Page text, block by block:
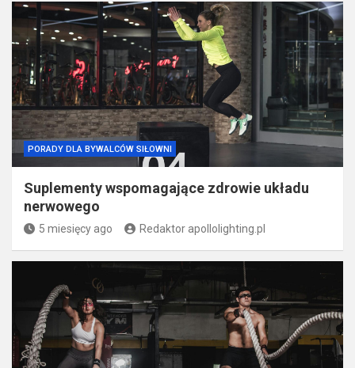
PORADY DLA BYWALCÓW SIŁOWNI
Suplementy wspomagające zdrowie układu
nerwowego
5 miesięcy ago Redaktor apollolighting.pl